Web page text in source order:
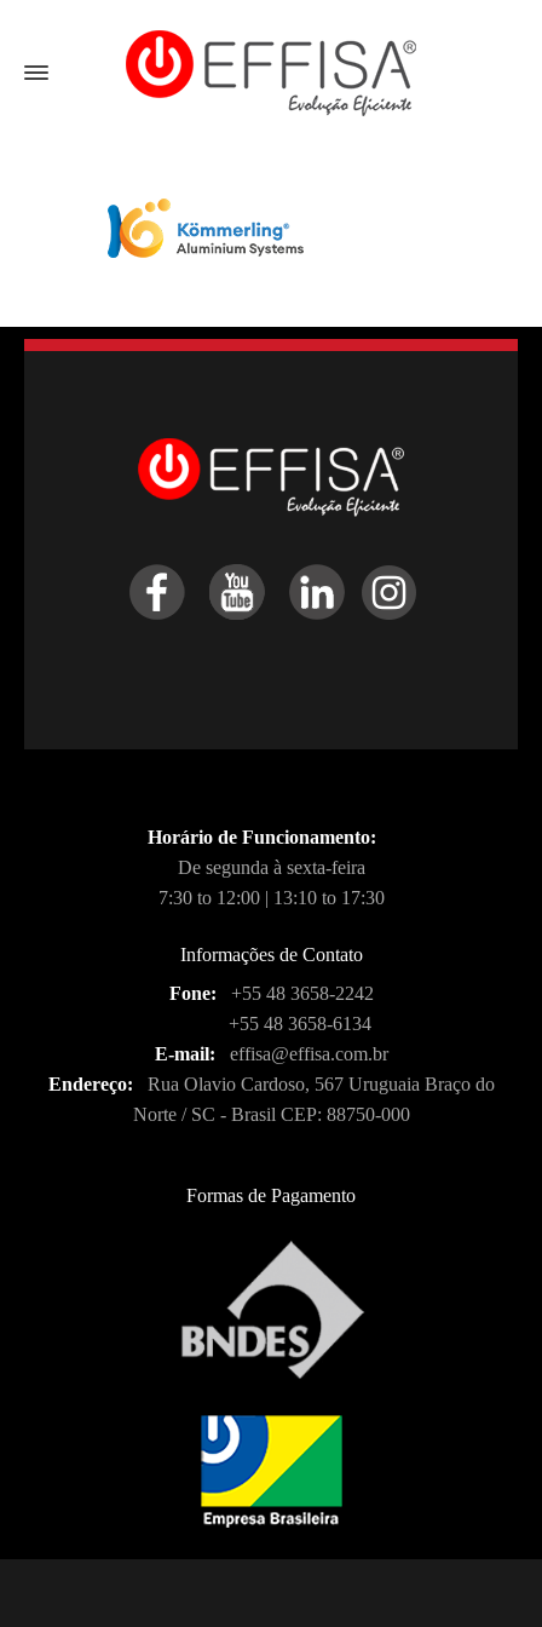
Horário de Funcionamento:
De segunda à sexta-feira
7:30 to 12:00 | 13:10 to 17:30
Informações de Contato
Fone:
+55 48 3658-2242
+55 48 3658-6134
E-mail:
effisa@effisa.com.br
Endereço:
Rua Olavio Cardoso, 567 Uruguaia Braço do
Norte / SC - Brasil CEP: 88750-000
Formas de Pagamento